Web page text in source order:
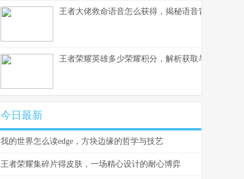
王者大佬救命语音怎么获得，揭秘语音背后的荣耀
王者荣耀英雄多少荣耀积分，解析获取与使用之道
今日最新
我的世界怎么读edge，方块边缘的哲学与技艺
王者荣耀集碎片得皮肤，一场精心设计的耐心博弈